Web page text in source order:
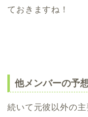
ておきますね！
他メンバーの予
続いて元彼以外の